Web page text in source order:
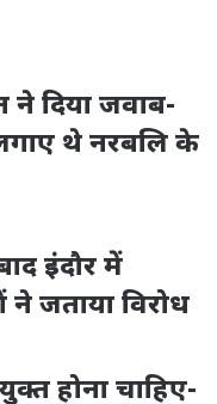
ने दिया जवाब-
थे नरबलि के
इंदौर में
ने जताया विरोध
होना चाहिए-